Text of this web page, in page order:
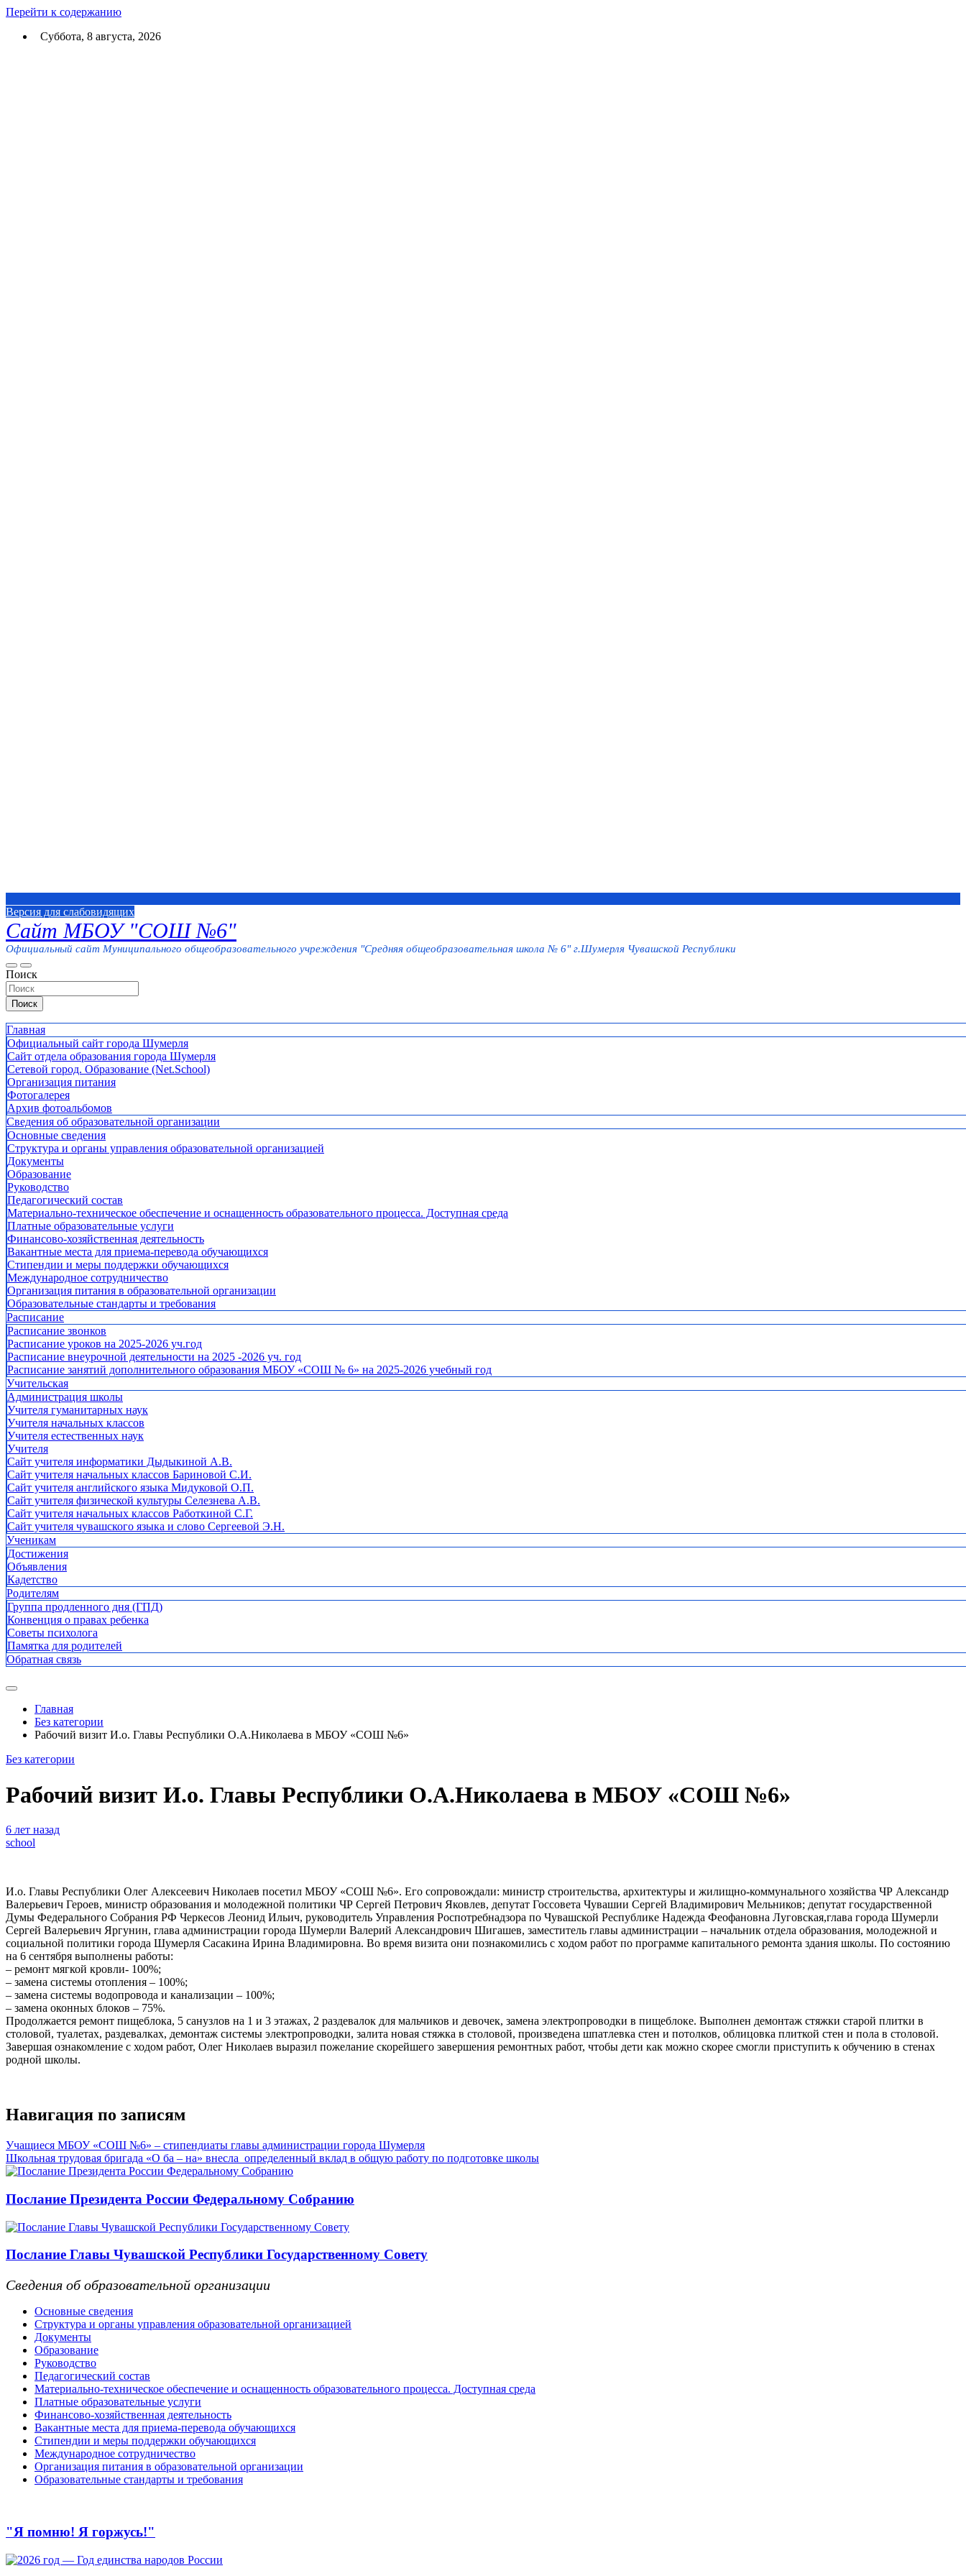
Перейти к содержанию
Суббота, 8 августа, 2026
Версия для слабовидящих
Сайт МБОУ "СОШ №6"
Официальный сайт Муниципального общеобразовательного учреждения "Средняя общеобразовательная школа № 6" г.Шумерля Чувашской Республики
Поиск
Поиск
Главная
Официальный сайт города Шумерля
Сайт отдела образования города Шумерля
Сетевой город. Образование (Net.School)
Организация питания
Фотогалерея
Архив фотоальбомов
Сведения об образовательной организации
Основные сведения
Структура и органы управления образовательной организацией
Документы
Образование
Руководство
Педагогический состав
Материально-техническое обеспечение и оснащенность образовательного процесса. Доступная среда
Платные образовательные услуги
Финансово-хозяйственная деятельность
Вакантные места для приема-перевода обучающихся
Стипендии и меры поддержки обучающихся
Международное сотрудничество
Организация питания в образовательной организации
Образовательные стандарты и требования
Расписание
Расписание звонков
Расписание уроков на 2025-2026 уч.год
Расписание внеурочной деятельности на 2025 -2026 уч. год
Расписание занятий дополнительного образования МБОУ «СОШ № 6» на 2025-2026 учебный год
Учительская
Администрация школы
Учителя гуманитарных наук
Учителя начальных классов
Учителя естественных наук
Учителя
Cайт учителя информатики Дыдыкиной А.В.
Сайт учителя начальных классов Бариновой С.И.
Сайт учителя английского языка Мидуковой О.П.
Сайт учителя физической культуры Селезнева А.В.
Сайт учителя начальных классов Работкиной С.Г.
Сайт учителя чувашского языка и слово Сергеевой Э.Н.
Ученикам
Достижения
Объявления
Кадетство
Родителям
Группа продленного дня (ГПД)
Конвенция о правах ребенка
Советы психолога
Памятка для родителей
Обратная связь
Главная
Без категории
Рабочий визит И.о. Главы Республики О.А.Николаева в МБОУ «СОШ №6»
Без категории
Рабочий визит И.о. Главы Республики О.А.Николаева в МБОУ «СОШ №6»
6 лет назад
school
И.о. Главы Республики Олег Алексеевич Николаев посетил МБОУ «СОШ №6». Его сопровождали: министр строительства, архитектуры и жилищно-коммунального хозяйства ЧР Александр
Валерьевич Героев, министр образования и молодежной политики ЧР Сергей Петрович Яковлев, депутат Госсовета Чувашии Сергей Владимирович Мельников; депутат государственной
Думы Федерального Собрания РФ Черкесов Леонид Ильич, руководитель Управления Роспотребнадзора по Чувашской Республике Надежда Феофановна Луговская,глава города Шумерли
Сергей Валерьевич Яргунин, глава администрации города Шумерли Валерий Александрович Шигашев, заместитель главы администрации – начальник отдела образования, молодежной и
социальной политики города Шумерля Сасакина Ирина Владимировна. Во время визита они познакомились с ходом работ по программе капитального ремонта здания школы. По состоянию
на 6 сентября выполнены работы:
– ремонт мягкой кровли- 100%;
– замена системы отопления – 100%;
– замена системы водопровода и канализации – 100%;
– замена оконных блоков – 75%.
Продолжается ремонт пищеблока, 5 санузлов на 1 и 3 этажах, 2 раздевалок для мальчиков и девочек, замена электропроводки в пищеблоке. Выполнен демонтаж стяжки старой плитки в
столовой, туалетах, раздевалках, демонтаж системы электропроводки, залита новая стяжка в столовой, произведена шпатлевка стен и потолков, облицовка плиткой стен и пола в столовой.
Завершая ознакомление с ходом работ, Олег Николаев выразил пожелание скорейшего завершения ремонтных работ, чтобы дети как можно скорее смогли приступить к обучению в стенах
родной школы.
Навигация по записям
Учащиеся МБОУ «СОШ №6» – стипендиаты главы администрации города Шумерля
Школьная трудовая бригада «О ба – на» внесла определенный вклад в общую работу по подготовке школы
Послание Президента России Федеральному Собранию
Послание Главы Чувашской Республики Государственному Совету
Сведения об образовательной организации
Основные сведения
Структура и органы управления образовательной организацией
Документы
Образование
Руководство
Педагогический состав
Материально-техническое обеспечение и оснащенность образовательного процесса. Доступная среда
Платные образовательные услуги
Финансово-хозяйственная деятельность
Вакантные места для приема-перевода обучающихся
Стипендии и меры поддержки обучающихся
Международное сотрудничество
Организация питания в образовательной организации
Образовательные стандарты и требования
"Я помню! Я горжусь!"